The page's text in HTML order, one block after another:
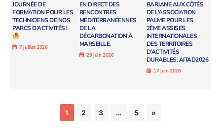
JOURNÉE DE
FORMATION POUR LES
TECHNICIENS DE NOS
PARCS D’ACTIVITÉS !
7 juillet 2026
EN DIRECT DES
RENCONTRES
MÉDITERRANÉENNES
DE LA
DÉCARBONATION À
MARSEILLE.
29 juin 2026
BARJANE AUX CÔTÉS
DE L’ASSOCIATION
PALME POUR LES
2ÈME ASSISES
INTERNATIONALES
DES TERRITOIRES
D’ACTIVITÉS
DURABLES, AITAD2026
17 juin 2026
1 2 3 … 5 »